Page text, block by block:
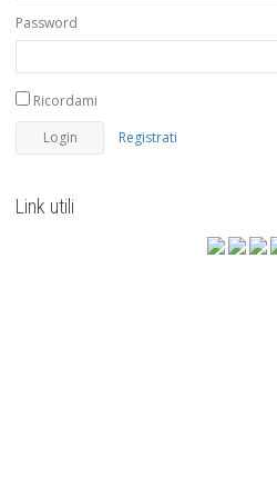
Password
Ricordami
Registrati
Link utili